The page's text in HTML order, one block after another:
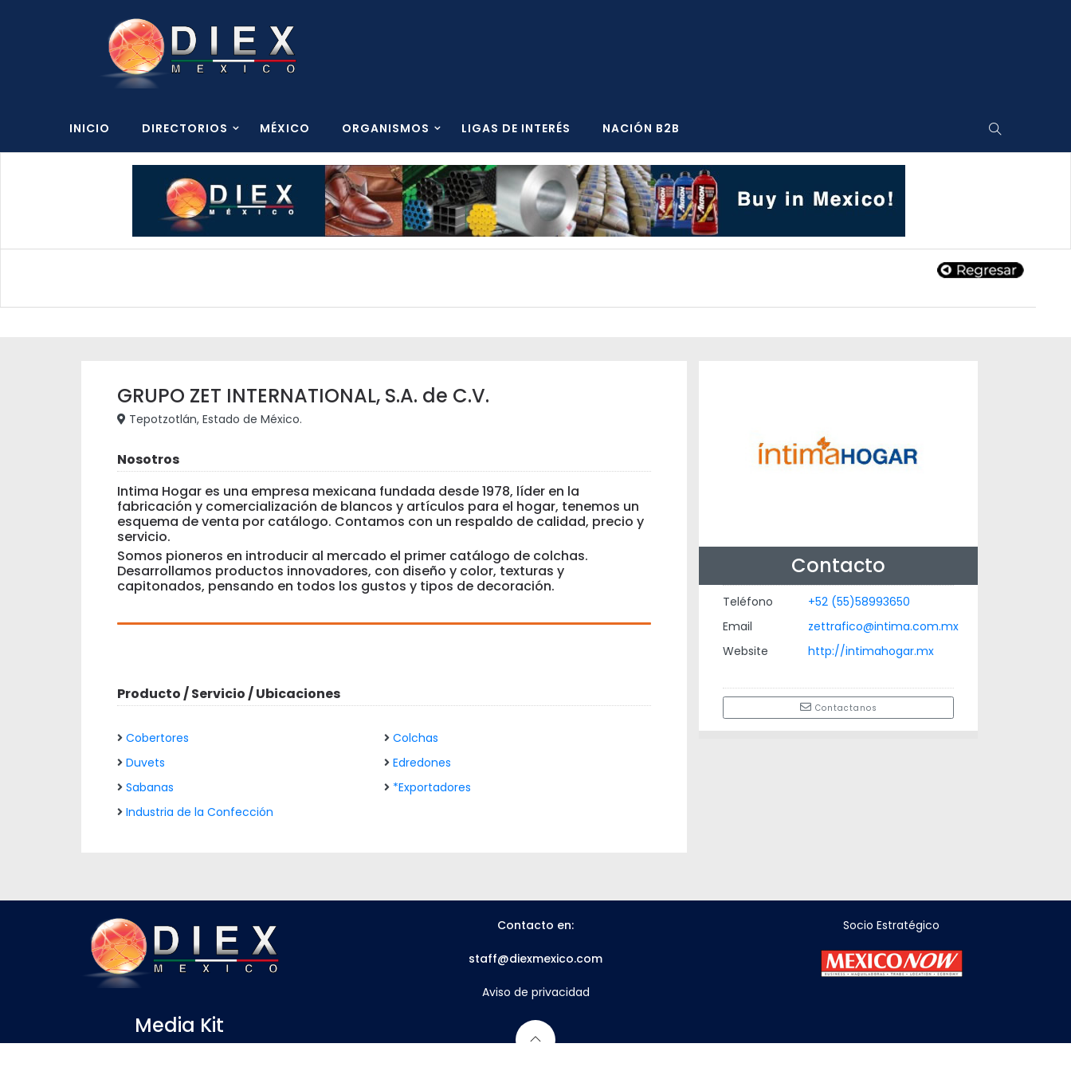
INICIO DIRECTORIOS MÉXICO ORGANISMOS LIGAS DE INTERÉS NACIÓN B2B
GRUPO ZET INTERNATIONAL, S.A. de C.V.
Tepotzotlán, Estado de México.
Nosotros
Intima Hogar es una empresa mexicana fundada desde 1978, líder en la
fabricación y comercialización de blancos y artículos para el hogar, tenemos un
esquema de venta por catálogo. Contamos con un respaldo de calidad, precio y
servicio.
Somos pioneros en introducir al mercado el primer catálogo de colchas.
Desarrollamos productos innovadores, con diseño y color, texturas y
capitonados, pensando en todos los gustos y tipos de decoración.
Producto / Servicio / Ubicaciones
Cobertores
Colchas
Duvets
Edredones
Sabanas
*Exportadores
Industria de la Confección
Contacto
Teléfono
+52 (55)58993650
Email
zettrafico@intima.com.mx
Website
http://intimahogar.mx
Contactanos
Media Kit
Contacto en:
staff@diexmexico.com
Aviso de privacidad
Socio Estratégico